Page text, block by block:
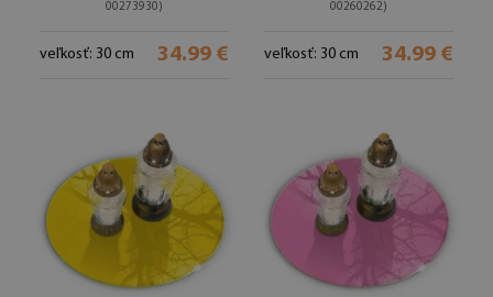
00273930)
veľkosť: 30 cm 34.99 €
00260262)
veľkosť: 30 cm 34.99 €